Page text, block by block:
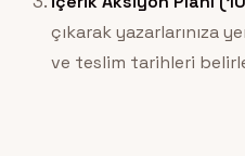
çıkarak yazarlarınıza
ve teslim tarihleri